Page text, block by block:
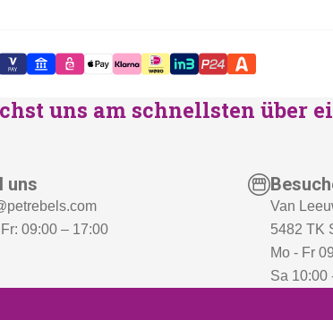
uns am schnellsten über
uns
09:00 – 17:00
Van
5482 TK
Mo - Fr
Sa 10:00